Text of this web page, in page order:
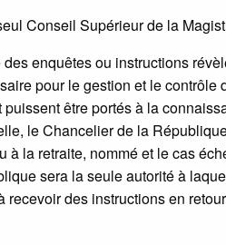
Conseil Supérieur de la
enquêtes ou instructions
pour le gestion et le contrôle
être portés à la
le Chancelier de la
la retraite, nommé et le cas
sera la seule autorité à
des instructions en